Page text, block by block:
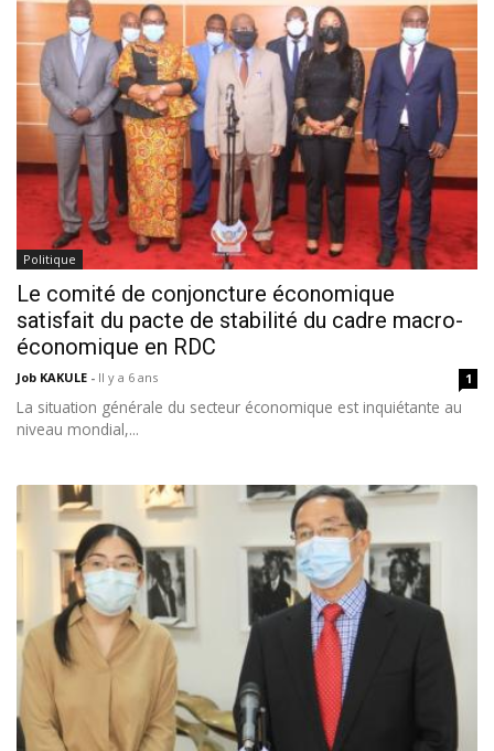
Politique
Le comité de conjoncture économique
satisfait du pacte de stabilité du cadre macro-
économique en RDC
Job KAKULE - Il y a 6 ans 1
La situation générale du secteur économique est inquiétante au
niveau mondial,...